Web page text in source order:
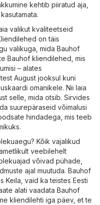
kehtib piiratud aja,
valikut kvaliteetseid
on täis
valikuga, mida Bauhof
Bauhof kliendilehed, mis
– alates
August jooksul kuni
omanikele. Nii laia
selle, mida otsib. Sirvides
suurepäraseid võimalusi
hindadega, mis teeb
Kõik vajalikud
veebilehelt
võivad pühade,
ajal muutuda. Bauhof
Keila, vaid ka teistes Eesti
alati vaadata Bauhof
kliendilehti iga päev, et te